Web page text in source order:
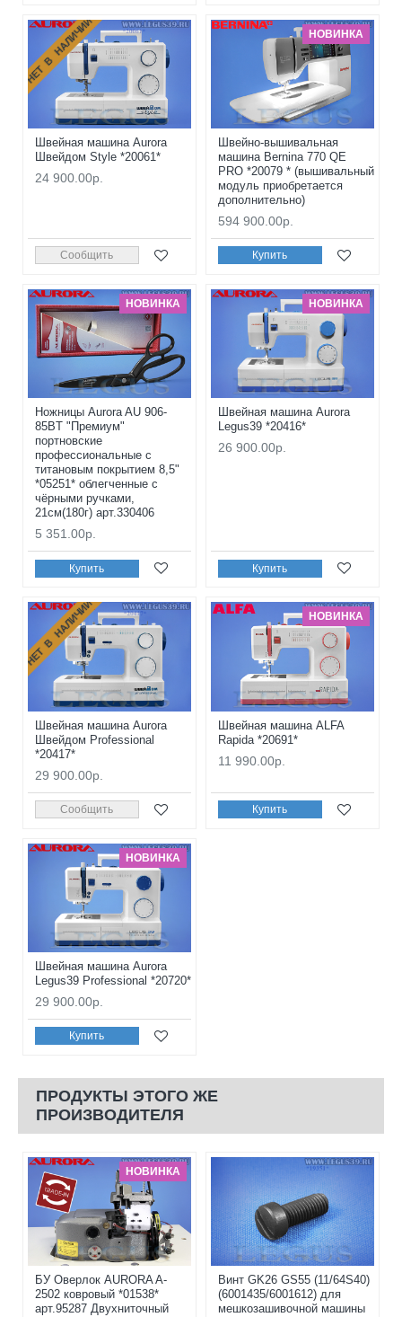
НЕТ В НАЛИЧИИ
Швейная машина Aurora
Швейдом Style *20061*
24 900.00р.
Сообщить
НОВИНКА
Швейно-вышивальная
машина Bernina 770 QE
PRO *20079 * (вышивальный
модуль приобретается
дополнительно)
594 900.00р.
Купить
НОВИНКА
Ножницы Aurora AU 906-
85BT "Премиум"
портновские
профессиональные с
титановым покрытием 8,5"
*05251* облегченные с
чёрными ручками,
21см(180г) арт.330406
5 351.00р.
Купить
НОВИНКА
Швейная машина Aurora
Legus39 *20416*
26 900.00р.
Купить
НЕТ В НАЛИЧИИ
Швейная машина Aurora
Швейдом Professional
*20417*
29 900.00р.
Сообщить
НОВИНКА
Швейная машина ALFA
Rapida *20691*
11 990.00р.
Купить
НОВИНКА
Швейная машина Aurora
Legus39 Professional *20720*
29 900.00р.
Купить
ПРОДУКТЫ ЭТОГО ЖЕ
ПРОИЗВОДИТЕЛЯ
НОВИНКА
БУ Оверлок AURORA A-
2502 ковровый *01538*
арт.95287 Двухниточный
Винт GK26 GS55 (11/64S40)
(6001435/6001612) для
мешкозашивочной машины